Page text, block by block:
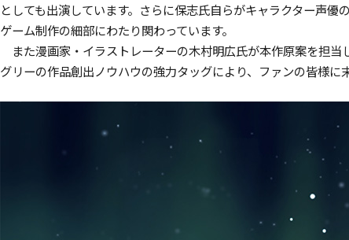
としても出演しています。さらに保志氏自らがキャラクター声優
ゲーム制作の細部にわたり関わっています。
また漫画家・イラストレーターの木村明広氏が本作原案を担
グリーの作品創出ノウハウの強力タッグにより、ファンの皆様に